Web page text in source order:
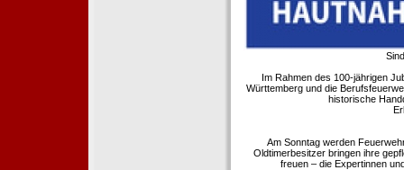
Im Rahmen des 100-jährigen
Württemberg und die
historische
Am Sonntag werden
Oldtimerbesitzer bringen ihre
freuen – die Expertinnen